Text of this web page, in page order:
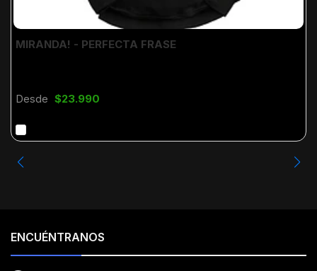
MIRANDA! - PERFECTA FRASE
Desde $23.990
ENCUÉNTRANOS